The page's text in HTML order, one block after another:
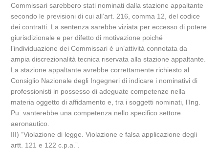
Commissari sarebbero stati nominati dalla stazione appaltante
secondo le previsioni di cui all’art. 216, comma 12, del codice
dei contratti. La sentenza sarebbe viziata per eccesso di potere
giurisdizionale e per difetto di motivazione poiché
l’individuazione dei Commissari è un’attività connotata da
ampia discrezionalità tecnica riservata alla stazione appaltante.
La stazione appaltante avrebbe correttamente richiesto al
Consiglio Nazionale degli Ingegneri di indicare i nominativi di
professionisti in possesso di adeguate competenze nella
materia oggetto di affidamento e, tra i soggetti nominati, l’Ing.
Pu. vanterebbe una competenza nello specifico settore
aeronautico.
III) “Violazione di legge. Violazione e falsa applicazione degli
artt. 121 e 122 c.p.a.”.